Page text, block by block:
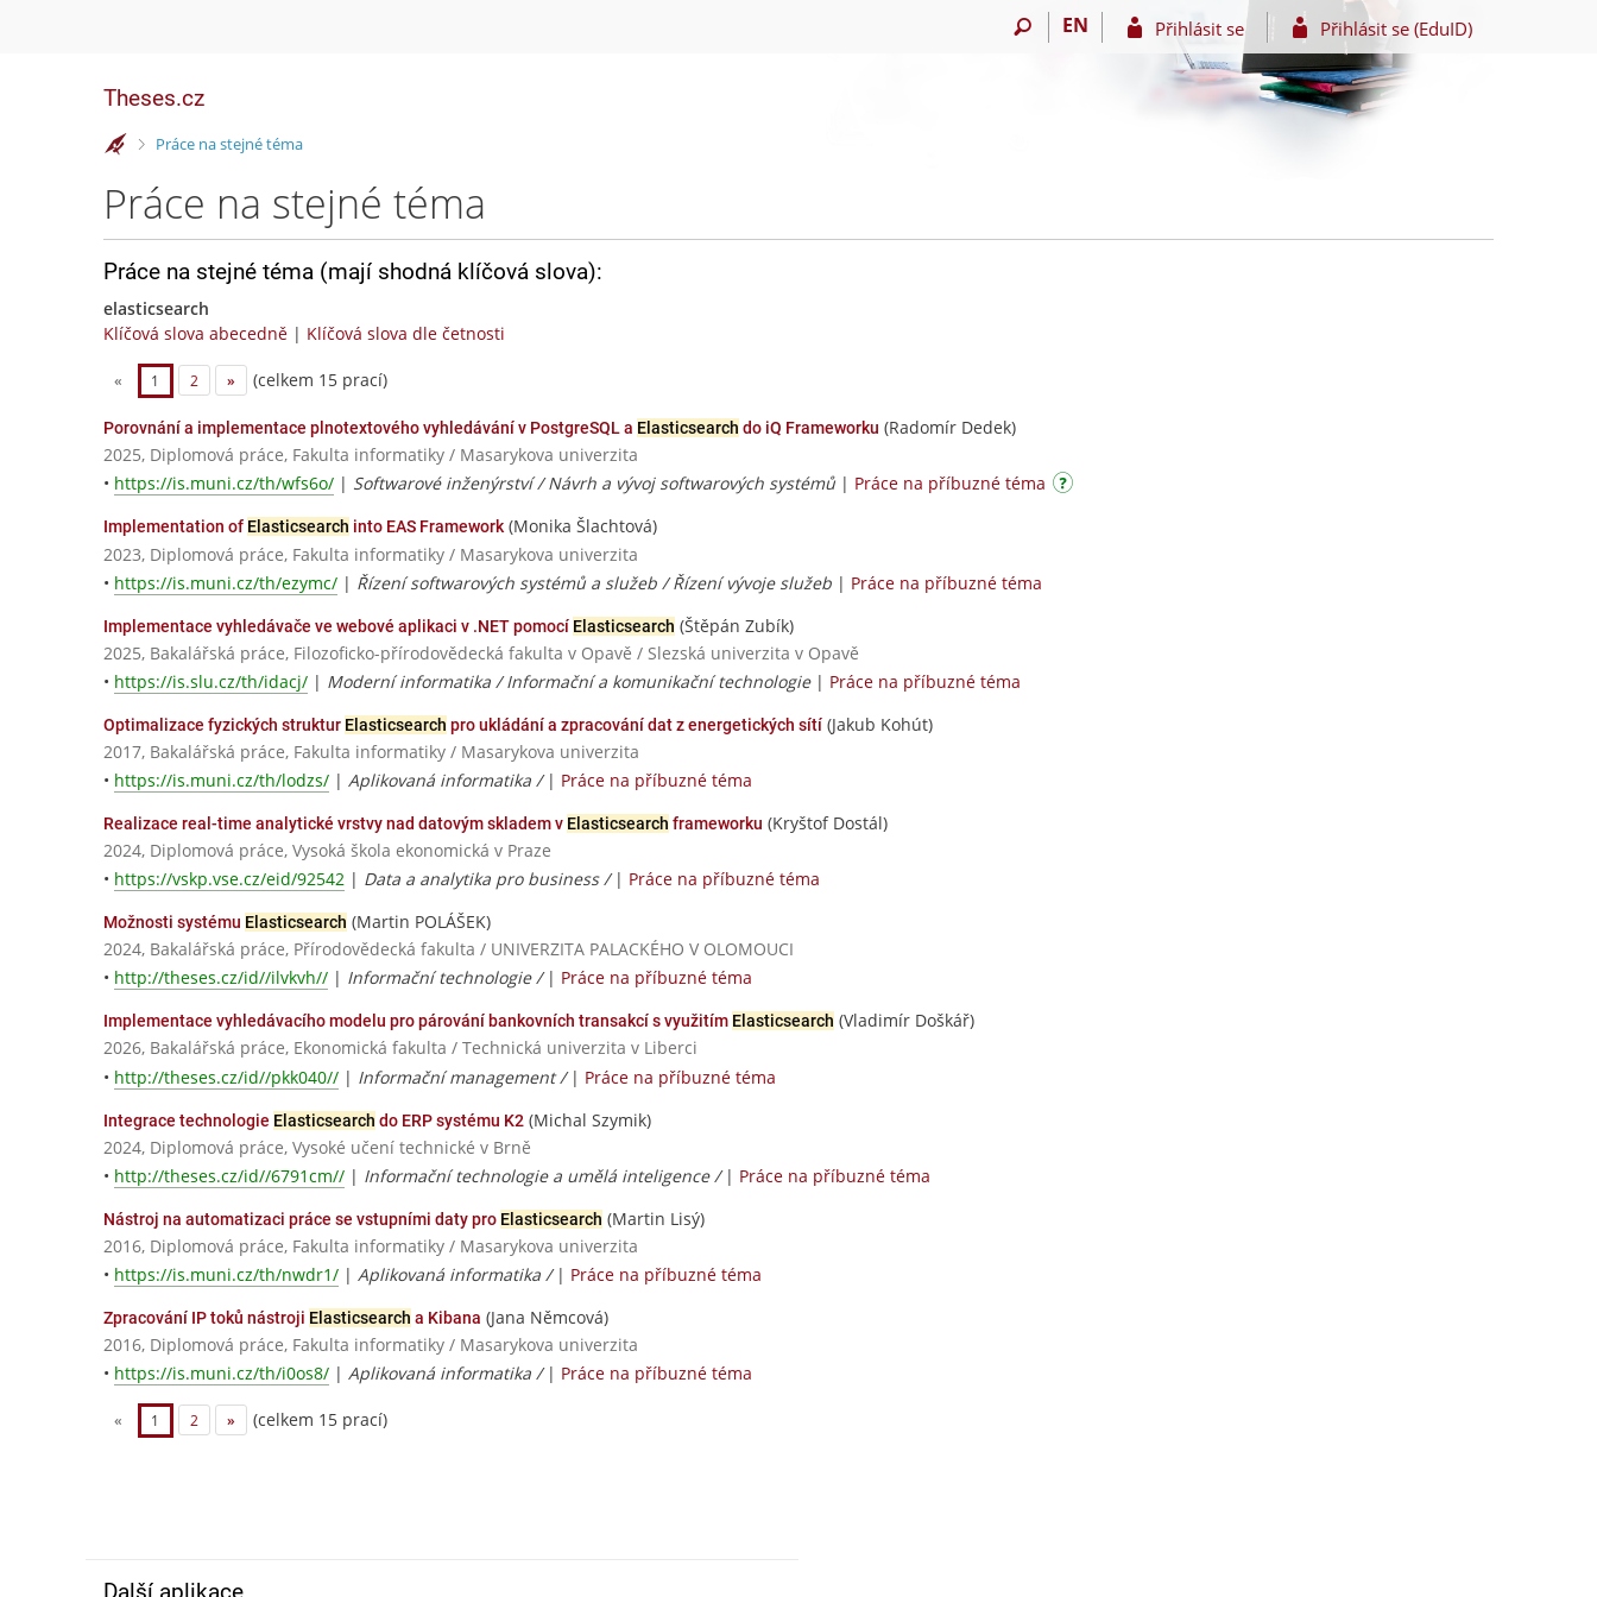
EN Přihlásit se Přihlásit se (EduID)
Theses.cz
>Práce na stejné téma
Práce na stejné téma
Práce na stejné téma (mají shodná klíčová slova):
elasticsearch
Klíčová slova abecedně | Klíčová slova dle četnosti
« 1 2 » (celkem 15 prací)
Porovnání a implementace plnotextového vyhledávání v PostgreSQL a Elasticsearch do iQ Frameworku (Radomír Dedek)
2025, Diplomová práce, Fakulta informatiky / Masarykova univerzita
• https://is.muni.cz/th/wfs6o/ | Softwarové inženýrství / Návrh a vývoj softwarových systémů | Práce na příbuzné téma
Implementation of Elasticsearch into EAS Framework(Monika Šlachtová)
2023, Diplomová práce, Fakulta informatiky / Masarykova univerzita
• https://is.muni.cz/th/ezymc/ | Řízení softwarových systémů a služeb / Řízení vývoje služeb | Práce na příbuzné téma
Implementace vyhledávače ve webové aplikaci v .NET pomocí Elasticsearch (Štěpán Zubík)
2025, Bakalářská práce, Filozoficko-přírodovědecká fakulta v Opavě / Slezská univerzita v Opavě
• https://is.slu.cz/th/idacj/ | Moderní informatika / Informační a komunikační technologie| Práce na příbuzné téma
Optimalizace fyzických struktur Elasticsearch pro ukládání a zpracování dat z energetických sítí (Jakub Kohút)
2017, Bakalářská práce, Fakulta informatiky / Masarykova univerzita
• https://is.muni.cz/th/lodzs/ | Aplikovaná informatika / | Práce na příbuzné téma
Realizace real-time analytické vrstvy nad datovým skladem v Elasticsearch frameworku (Kryštof Dostál)
2024, Diplomová práce, Vysoká škola ekonomická v Praze
• https://vskp.vse.cz/eid/92542 | Data a analytika pro business / | Práce na příbuzné téma
Možnosti systému Elasticsearch (Martin POLÁŠEK)
2024, Bakalářská práce, Přírodovědecká fakulta / UNIVERZITA PALACKÉHO V OLOMOUCI
• http://theses.cz/id//ilvkvh// | Informační technologie / | Práce na příbuzné téma
Implementace vyhledávacího modelu pro párování bankovních transakcí s využitím Elasticsearch (Vladimír Doškář)
2026, Bakalářská práce, Ekonomická fakulta / Technická univerzita v Liberci
• http://theses.cz/id//pkk040// | Informační management / | Práce na příbuzné téma
Integrace technologie Elasticsearch do ERP systému K2 (Michal Szymik)
2024, Diplomová práce, Vysoké učení technické v Brně
• http://theses.cz/id//6791cm// | Informační technologie a umělá inteligence / | Práce na příbuzné téma
Nástroj na automatizaci práce se vstupními daty pro Elasticsearch (Martin Lisý)
2016, Diplomová práce, Fakulta informatiky / Masarykova univerzita
• https://is.muni.cz/th/nwdr1/ | Aplikovaná informatika / | Práce na příbuzné téma
Zpracování IP toků nástroji Elasticsearch a Kibana (Jana Němcová)
2016, Diplomová práce, Fakulta informatiky / Masarykova univerzita
• https://is.muni.cz/th/i0os8/ | Aplikovaná informatika / | Práce na příbuzné téma
« 1 2 » (celkem 15 prací)